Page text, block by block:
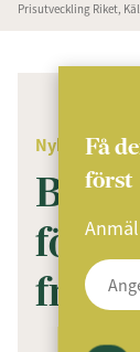
Prisutveckling Riket,
NyheterFå
först